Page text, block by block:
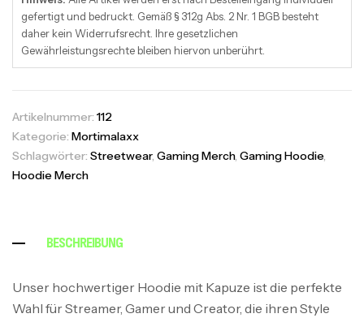
gefertigt und bedruckt. Gemäß § 312g Abs. 2 Nr. 1 BGB besteht
daher kein Widerrufsrecht. Ihre gesetzlichen
Gewährleistungsrechte bleiben hiervon unberührt.
Artikelnummer: 112
Kategorie: Mortimalaxx
Schlagwörter: Streetwear, Gaming Merch, Gaming Hoodie,
Hoodie Merch
BESCHREIBUNG
Unser hochwertiger Hoodie mit Kapuze ist die perfekte
Wahl für Streamer, Gamer und Creator, die ihren Style